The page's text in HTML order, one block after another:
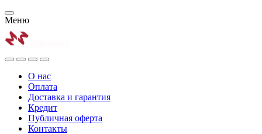
Меню
О нас
Оплата
Доставка и гарантия
Кредит
Публичная оферта
Контакты